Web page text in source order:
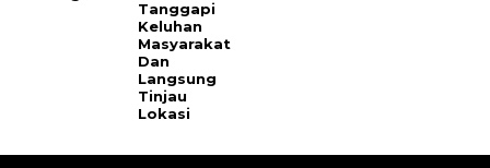
Tanggapi
Keluhan
Masyarakat
Dan
Langsung
Tinjau
Lokasi